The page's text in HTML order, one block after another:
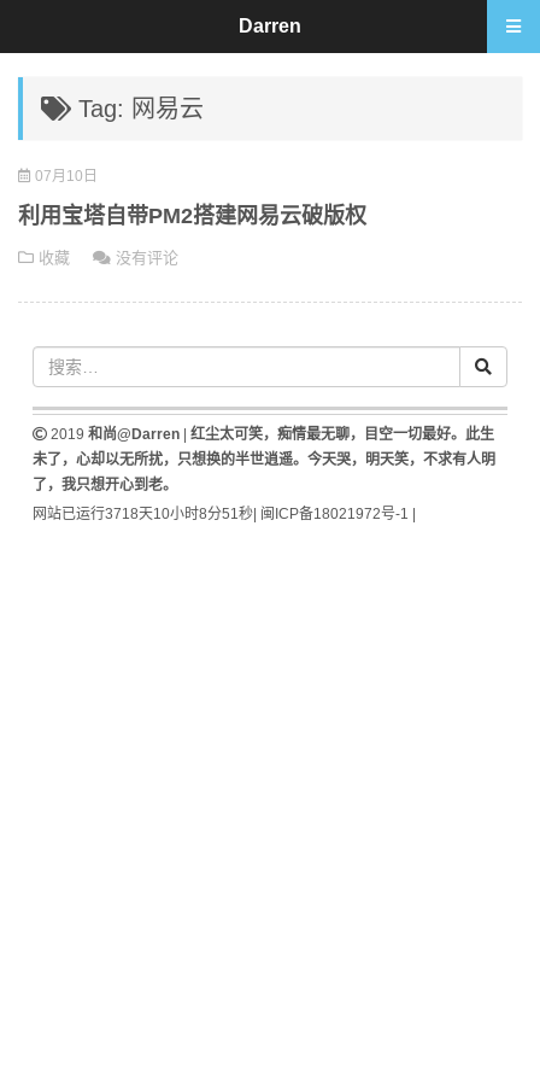
Tag: 网易云
07月10日
利用宝塔自带PM2搭建网易云破版权
收藏 没有评论
2019 和尚@Darren| 红尘太可笑，痴情最无聊，目空一切最好。此生
未了，心却以无所扰，只想换的半世逍遥。今天哭，明天笑，不求有人明
了，我只想开心到老。
网站已运行3718天10小时8分51秒| 闽ICP备18021972号-1
Darren